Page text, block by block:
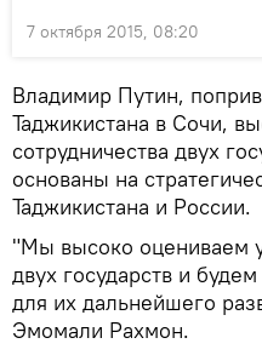
7 октября 2015, 08:20
Владимир Путин,
Таджикистана в Сочи,
сотрудничества двух
основаны на
Таджикистана и России.
"Мы высоко оцениваем
двух государств и
для их дальнейшего
Эмомали Рахмон.